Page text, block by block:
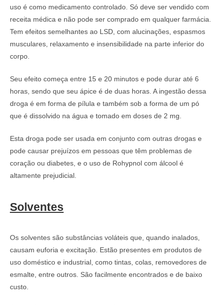
uso é como medicamento controlado. Só deve ser vendido com
receita médica e não pode ser comprado em qualquer farmácia.
Tem efeitos semelhantes ao LSD, com alucinações, espasmos
musculares, relaxamento e insensibilidade na parte inferior do
corpo.
Seu efeito começa entre 15 e 20 minutos e pode durar até 6
horas, sendo que seu ápice é de duas horas. A ingestão dessa
droga é em forma de pílula e também sob a forma de um pó
que é dissolvido na água e tomado em doses de 2 mg.
Esta droga pode ser usada em conjunto com outras drogas e
pode causar prejuízos em pessoas que têm problemas de
coração ou diabetes, e o uso de Rohypnol com álcool é
altamente prejudicial.
Solventes
Os solventes são substâncias voláteis que, quando inalados,
causam euforia e excitação. Estão presentes em produtos de
uso doméstico e industrial, como tintas, colas, removedores de
esmalte, entre outros. São facilmente encontrados e de baixo
custo.